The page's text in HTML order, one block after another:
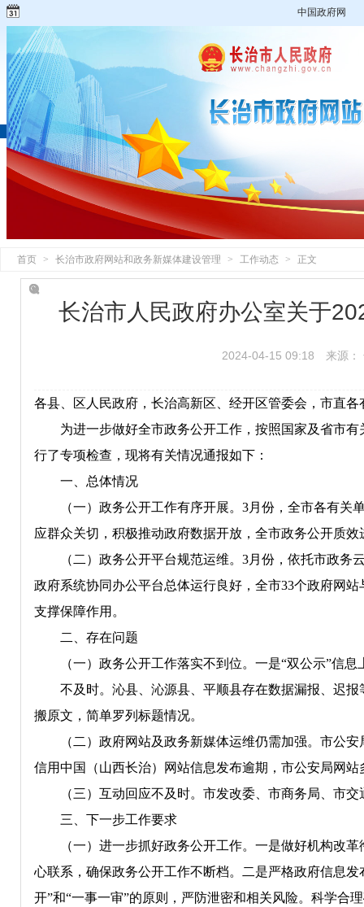
中国政府网
首页 > 长治市政府网站和政务新媒体建设管理 > 工作动态 > 正文
长治市人民政府办公室关于
2024-04-15 09:18 来源：
各县、区人民政府，长治高新区、经开区管委会，市直各
为进一步做好全市政务公开工作，按照国家及省市
行了专项检查，现将有关情况通报如下：
一、总体情况
（一）政务公开工作有序开展。3月份，全市各有
应群众关切，积极推动政府数据开放，全市政务公开质效
（二）政务公开平台规范运维。3月份，依托市政
政府系统协同办公平台总体运行良好，全市33个政府网
支撑保障作用。
二、存在问题
（一）政务公开工作落实不到位。一是“双公示”信息
不及时。沁县、沁源县、平顺县存在数据漏报、迟
搬原文，简单罗列标题情况。
（二）政府网站及政务新媒体运维仍需加强。市公
信用中国（山西长治）网站信息发布逾期，市公安局网站
（三）互动回应不及时。市发改委、市商务局、市
三、下一步工作要求
（一）进一步抓好政务公开工作。一是做好机构改
心联系，确保政务公开工作不断档。二是严格政府信息
开”和“一事一审”的原则，严防泄密和相关风险。科学合